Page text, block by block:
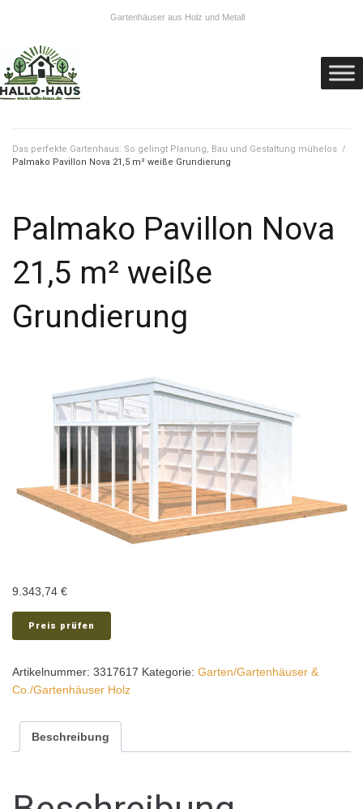
Gartenhäuser aus Holz und Metall
Das perfekte Gartenhaus: So gelingt Planung, Bau und Gestaltung mühelos /
Palmako Pavillon Nova 21,5 m² weiße Grundierung
Palmako Pavillon Nova
21,5 m² weiße
Grundierung
9.343,74 €
Preis prüfen
Artikelnummer: 3317617 Kategorie: Garten/Gartenhäuser &
Co./Gartenhäuser Holz
Beschreibung